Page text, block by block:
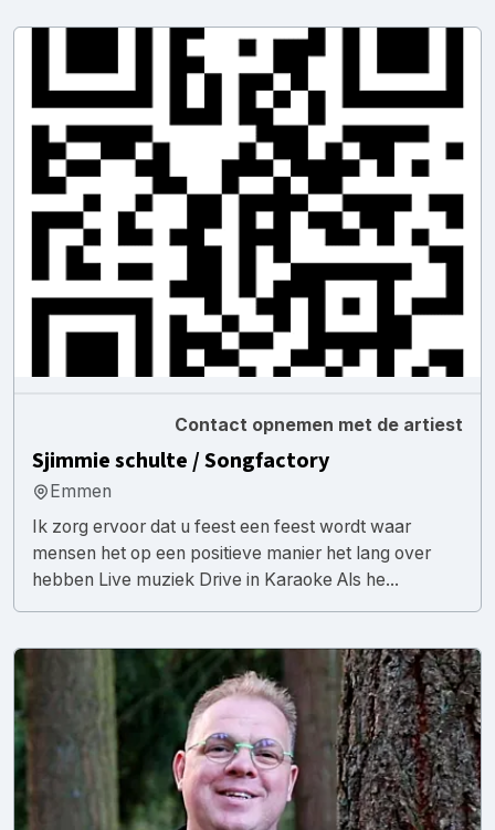
Contact opnemen met de artiest
Sjimmie schulte / Songfactory
Emmen
Ik zorg ervoor dat u feest een feest wordt waar
mensen het op een positieve manier het lang over
hebben Live muziek Drive in Karaoke Als he...